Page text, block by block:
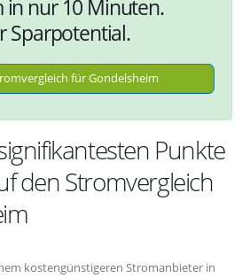
in nur 10 Minuten.
Sparpotential.
für Gondelsheim
Punkte
den Stromvergleich
kostengünstigeren Stromanbieter in